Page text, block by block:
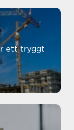
ett tryggt